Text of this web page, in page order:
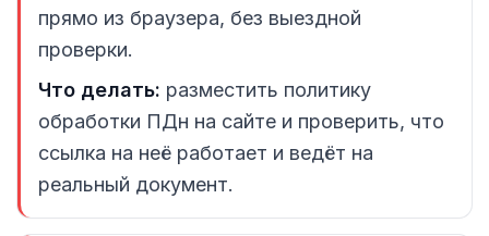
прямо из браузера, без выездной
проверки.
Что делать: разместить политику
обработки ПДн на сайте и проверить, что
ссылка на неё работает и ведёт на
реальный документ.